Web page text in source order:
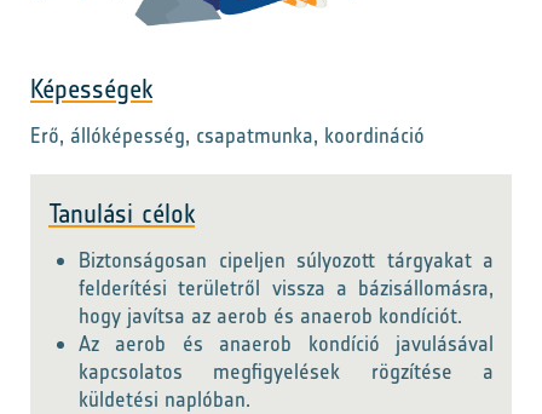
Képességek
Erő, állóképesség, csapatmunka, koordináció
Tanulási célok
Biztonságosan cipeljen súlyozott tárgyakat a
felderítési területről vissza a bázisállomásra,
hogy javítsa az aerob és anaerob kondíciót.
Az aerob és anaerob kondíció javulásával
kapcsolatos megfigyelések rögzítése a
küldetési naplóban.